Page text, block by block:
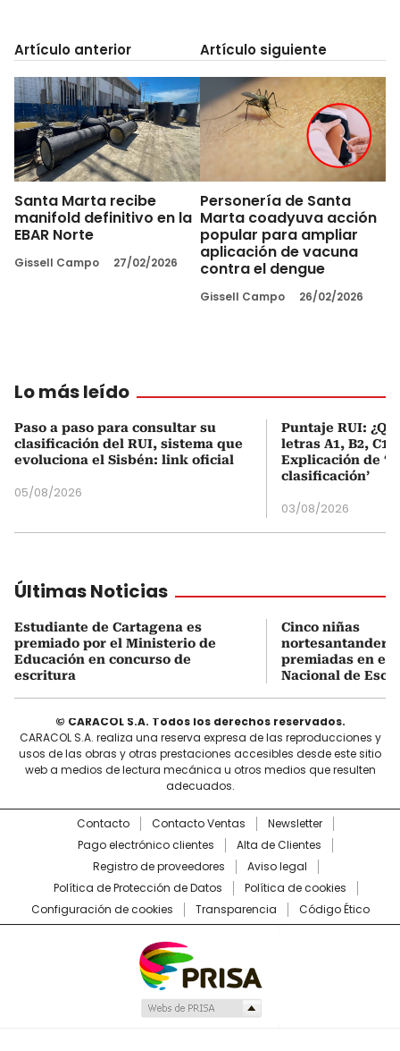
Artículo anterior
Santa Marta recibe
manifold definitivo en la
EBAR Norte
Gissell Campo 27/02/2026
Artículo siguiente
Personería de Santa
Marta coadyuva acción
popular para ampliar
aplicación de vacuna
contra el dengue
Gissell Campo 26/02/2026
Lo más leído
Paso a paso para consultar su
clasificación del RUI, sistema que
evoluciona el Sisbén: link oficial
05/08/2026
Puntaje RUI:
letras A1, B2, C1
Explicación de
clasificación’
03/08/2026
Últimas Noticias
Estudiante de Cartagena es
premiado por el Ministerio de
Educación en concurso de
escritura
Cinco niñas
premiadas en el
Nacional de
© CARACOL S.A. Todos los derechos reservados.
CARACOL S.A. realiza una reserva expresa de las reproducciones y
usos de las obras y otras prestaciones accesibles desde este sitio
web a medios de lectura mecánica u otros medios que resulten
adecuados.
Contacto Contacto Ventas
Newsletter
Pago electrónico clientes
Alta de Clientes
Registro de proveedores
Aviso legal
Política de Protección de Datos
Política de cookies
Configuración de cookies
Transparencia Código Ético